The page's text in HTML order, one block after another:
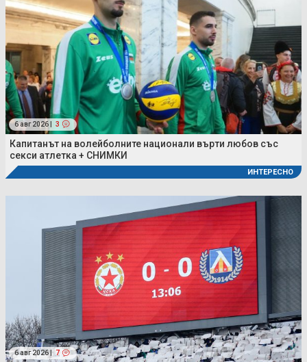
6 авг 2026 | 3
Капитанът на волейболните национали върти любов със
секси атлетка + СНИМКИ
ИНТЕРЕСНО
6 авг 2026 | 7